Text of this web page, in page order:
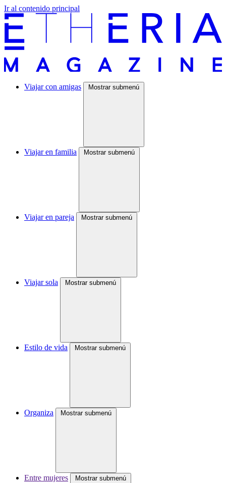
Ir al contenido principal
Viajar con amigas Mostrar submenú
Viajar en familia Mostrar submenú
Viajar en pareja Mostrar submenú
Viajar sola Mostrar submenú
Estilo de vida Mostrar submenú
Organiza Mostrar submenú
Entre mujeres Mostrar submenú